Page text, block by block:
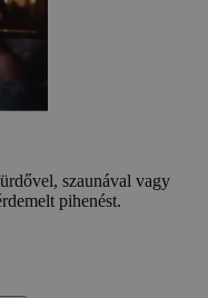
szaunával vagy
pihenést.